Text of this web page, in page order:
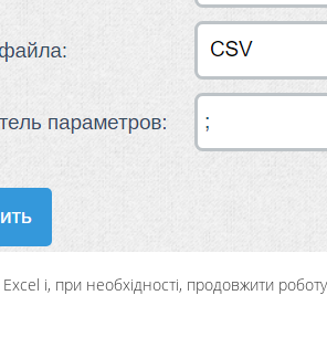
і, при необхідності, продовжити